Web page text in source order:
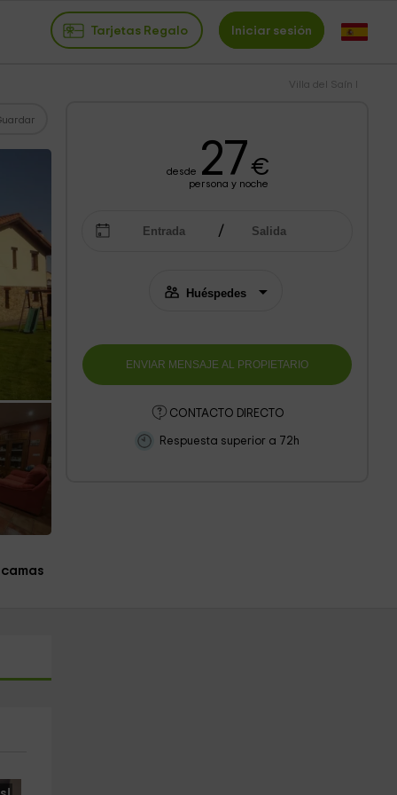
Tarjetas Regalo Iniciar sesión
Villa del Saín I
desde 27€
persona y noche
CONTACTO DIRECTO
Respuesta superior a 72h
camas